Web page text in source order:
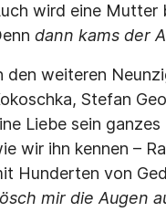
wird eine Mutter
dann kams der
den weiteren
Stefan
Liebe sein
wir ihn kennen –
Hunderten von
mir die Augen